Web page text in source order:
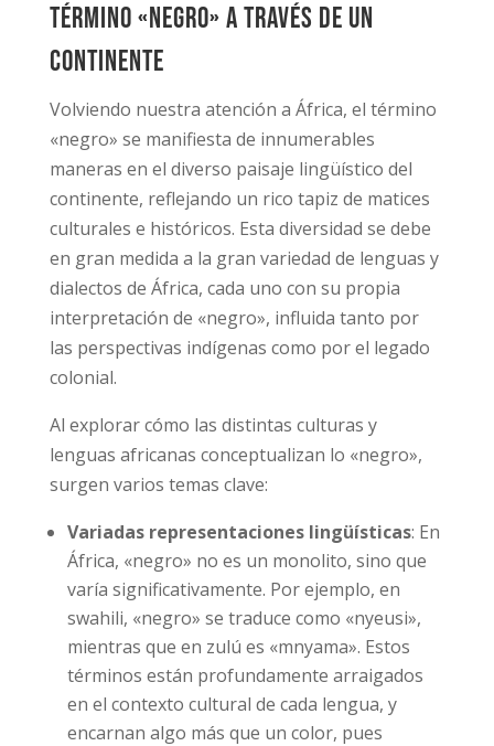
término «negro» a través de un
continente
Volviendo nuestra atención a África, el término
«negro» se manifiesta de innumerables
maneras en el diverso paisaje lingüístico del
continente, reflejando un rico tapiz de matices
culturales e históricos. Esta diversidad se debe
en gran medida a la gran variedad de lenguas y
dialectos de África, cada uno con su propia
interpretación de «negro», influida tanto por
las perspectivas indígenas como por el legado
colonial.
Al explorar cómo las distintas culturas y
lenguas africanas conceptualizan lo «negro»,
surgen varios temas clave:
Variadas representaciones lingüísticas: En
África, «negro» no es un monolito, sino que
varía significativamente. Por ejemplo, en
swahili, «negro» se traduce como «nyeusi»,
mientras que en zulú es «mnyama». Estos
términos están profundamente arraigados
en el contexto cultural de cada lengua, y
encarnan algo más que un color, pues